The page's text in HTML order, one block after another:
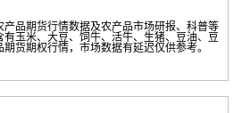
品期货行情数据及农产品市场研报、科普等
玉米、大豆、饲牛、活牛、生猪、豆油、豆
货期权行情，市场数据有延迟仅供参考。